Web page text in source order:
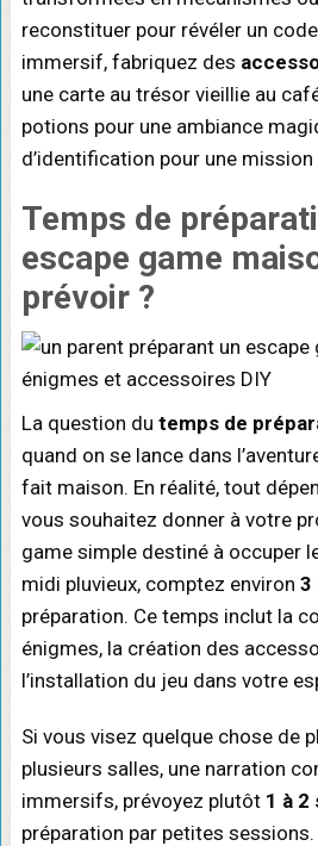
reconstituer pour révéler un
immersif, fabriquez des
une carte au trésor vieillie au
potions pour une ambiance
d’identification pour une mission
Temps de
escape game
prévoir ?
La question du temps de
quand on se lance dans
fait maison. En réalité, tout
vous souhaitez donner à votre
game simple destiné à occuper
midi pluvieux, comptez environ 3
préparation. Ce temps inclut la
énigmes, la création des
l’installation du jeu dans votre
Si vous visez quelque chose de
plusieurs salles, une narration
immersifs, prévoyez plutôt 1 à 2
préparation par petites sessions.